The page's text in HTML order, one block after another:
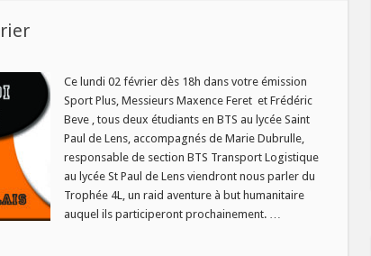
Ce lundi 02 février dès 18h dans votre émission
Sport Plus, Messieurs Maxence Feret et Frédéric
Beve , tous deux étudiants en BTS au lycée Saint
Paul de Lens, accompagnés de Marie Dubrulle,
responsable de section BTS Transport Logistique
au lycée St Paul de Lens viendront nous parler du
Trophée 4L, un raid aventure à but humanitaire
auquel ils participeront prochainement. …